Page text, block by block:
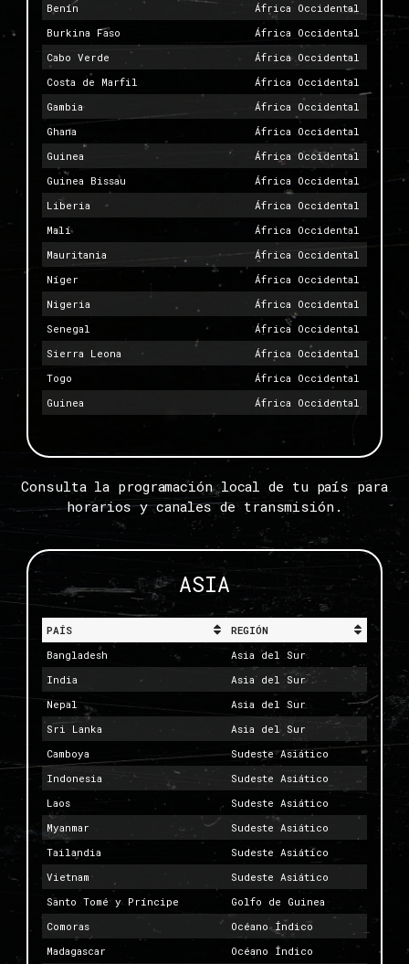
Benín
África Occidental
Burkina Faso
África Occidental
Cabo Verde
África Occidental
Costa de Marfil
África Occidental
Gambia
África Occidental
Ghana
África Occidental
Guinea
África Occidental
Guinea Bissau
África Occidental
Liberia
África Occidental
Malí
África Occidental
Mauritania
África Occidental
Níger
África Occidental
Nigeria
África Occidental
Senegal
África Occidental
Sierra Leona
África Occidental
Togo
África Occidental
Guinea
África Occidental
Consulta la programación local de tu país para
horarios y canales de transmisión.
ASIA
PAÍS
REGIÓN
Bangladesh
Asia del Sur
India
Asia del Sur
Nepal
Asia del Sur
Sri Lanka
Asia del Sur
Camboya
Sudeste Asiático
Indonesia
Sudeste Asiático
Laos
Sudeste Asiático
Myanmar
Sudeste Asiático
Tailandia
Sudeste Asiático
Vietnam
Sudeste Asiático
Santo Tomé y Príncipe
Golfo de Guinea
Comoras
Océano Índico
Madagascar
Océano Índico